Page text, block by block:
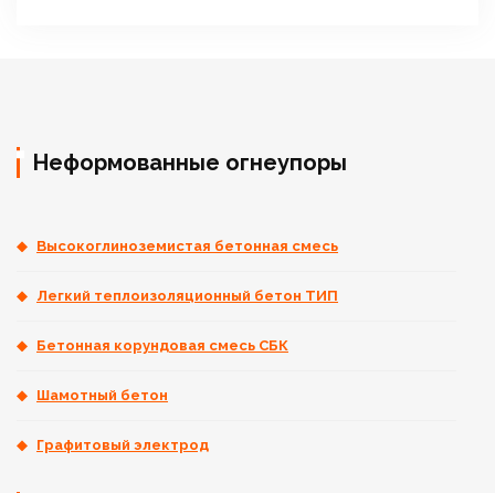
Неформованные огнеупоры
Высокоглиноземистая бетонная смесь
Легкий теплоизоляционный бетон ТИП
Бетонная корундовая смесь СБК
Шамотный бетон
Графитовый электрод